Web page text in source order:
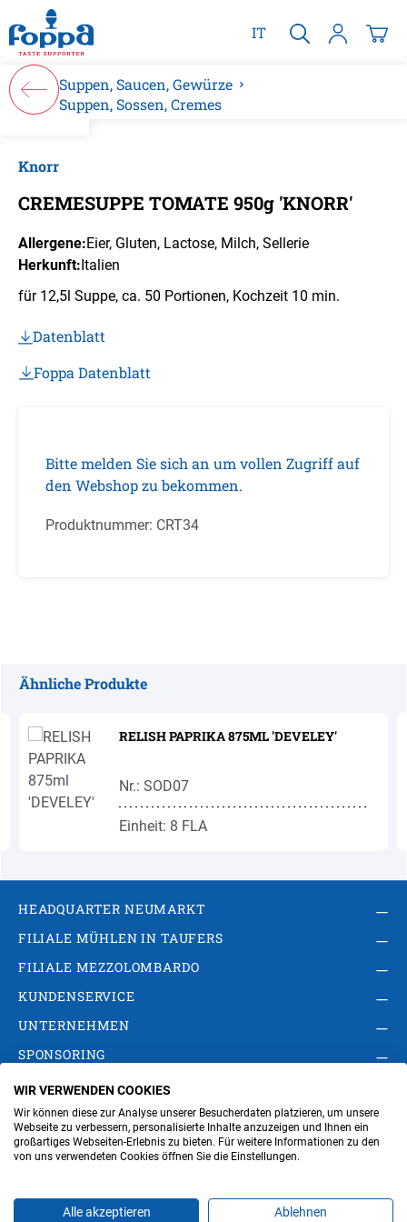
springen
IT
Suppen, Saucen, Gewürze
Suppen, Sossen, Cremes
Knorr
CREMESUPPE TOMATE 950g 'KNORR'
Allergene:Eier, Gluten, Lactose, Milch, Sellerie
Herkunft:Italien
für 12,5l Suppe, ca. 50 Portionen, Kochzeit 10 min.
Datenblatt
Foppa Datenblatt
Bitte melden Sie sich an um vollen Zugriff auf
den Webshop zu bekommen.
Produktnummer: CRT34
Ähnliche Produkte
RELISH PAPRIKA 875ML 'DEVELEY'
Nr.: SOD07
Einheit: 8 FLA
HEADQUARTER NEUMARKT
FILIALE MÜHLEN IN TAUFERS
FILIALE MEZZOLOMBARDO
KUNDENSERVICE
UNTERNEHMEN
SPONSORING
AGB Privacy Policy
Impressum
Cookie-Einstellungen ändern
Verwaltung
WIR VERWENDEN COOKIES
Wir können diese zur Analyse unserer Besucherdaten platzieren, um unsere
Webseite zu verbessern, personalisierte Inhalte anzuzeigen und Ihnen ein
großartiges Webseiten-Erlebnis zu bieten. Für weitere Informationen zu den
von uns verwendeten Cookies öffnen Sie die Einstellungen.
Alle akzeptieren Ablehnen